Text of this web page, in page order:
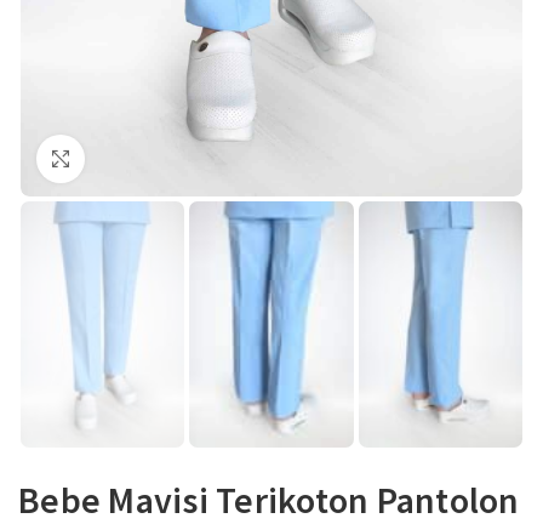
Bebe Mavisi Terikoton Pantolon